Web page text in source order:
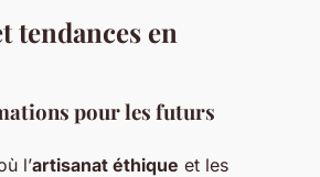
tendances en
pour les futurs
l’artisanat éthique et les